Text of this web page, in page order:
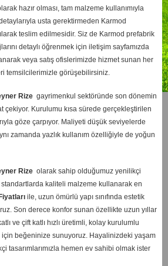
hazır olması, tam malzeme kullanımıyla
usta gerektirmeden Karmod
teslim edilmesidir. Siz de Karmod prefabrik
detaylı öğrenmek için iletişim sayfamızda
veya satış ofislerimizde hizmet sunan her
temsilcilerimizle görüşebilirsiniz.
Rizegayrimenkul sektöründe son dönemin
çekiyor. Kurulumu kısa sürede gerçekleştirilen
göze çarpıyor. Maliyeti düşük seviyelerde
zamanda yazlık kullanım özelliğiyle de yoğun
Rizeolarak sahip olduğumuz yenilikçi
kaliteli malzeme kullanarak en
ile, uzun ömürlü yapı sınıfında estetik
Son derece konfor sunan özellikte uzun yıllar
ve çift katlı hızlı üretimli, kolay kurulumlu
için beğeninize sunuyoruz. Hayalinizdeki yaşam
tasarımlarımızla hemen ev sahibi olmak ister